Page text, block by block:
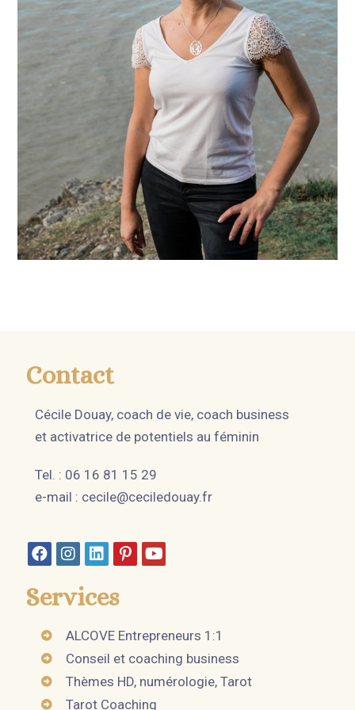
Contact
Cécile Douay, coach de vie, coach business
et activatrice de potentiels au féminin
Tel. : 06 16 81 15 29
e-mail : cecile@ceciledouay.fr
Services
ALCOVE Entrepreneurs 1:1
Conseil et coaching business
Thèmes HD, numérologie, Tarot
Tarot Coaching